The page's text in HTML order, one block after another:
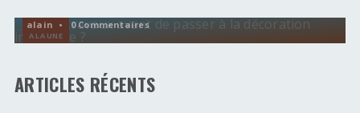
A LA UNE
alain • 0 Commentaires
ARTICLES RÉCENTS